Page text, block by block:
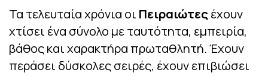
Τα τελευταία χρόνια οι Πειραιώτεςέχουν
χτίσει ένα σύνολο με ταυτότητα, εμπειρία,
βάθος και χαρακτήρα πρωταθλητή. Έχουν
περάσει δύσκολες σειρές, έχουν επιβιώσει